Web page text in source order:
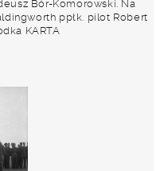
Bór-Komorowski. Na
ppłk. pilot Robert
KARTA